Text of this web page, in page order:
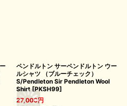
ペンドルトン サーペンドルトン ウー
ルシャツ （ブルーチェック）
S/Pendleton Sir Pendleton Wool
Shirt [PKSH99]
27,000円